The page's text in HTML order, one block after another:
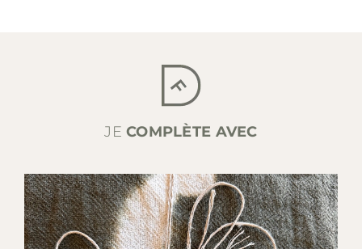
JECOMPLÈTE AVEC